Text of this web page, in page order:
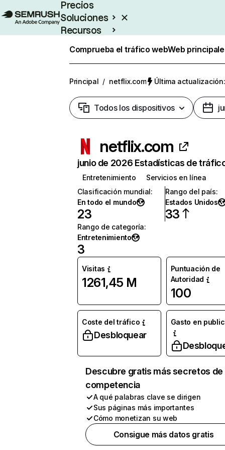
Precios
Soluciones
Recursos
Comprueba el tráfico webWeb
Principal / netflix.com Última
Todos los dispositivos
netflix.com
junio de 2026 Estadísticas de
Entretenimiento
Servicios en línea
Clasificación mundial:
En todo el mundo
23
Rango del país:
Estados Unidos
33
Rango de categoría:
Entretenimiento
3
Visitas
1261,45 M
Puntuación de
Autoridad
100
Coste del tráfico
Desbloquear
Gasto en
Descubre gratis más secretos de
competencia
A qué palabras clave se dirigen
Sus páginas más importantes
Cómo monetizan su web
Consigue más datos gratis